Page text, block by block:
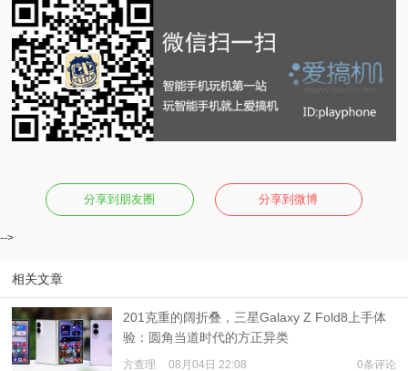
分享到朋友圈 分享到微博
-->
相关文章
201克重的阔折叠，三星Galaxy Z Fold8上手体
验：圆角当道时代的方正异类
方查理 08月04日 22:08 0条评论